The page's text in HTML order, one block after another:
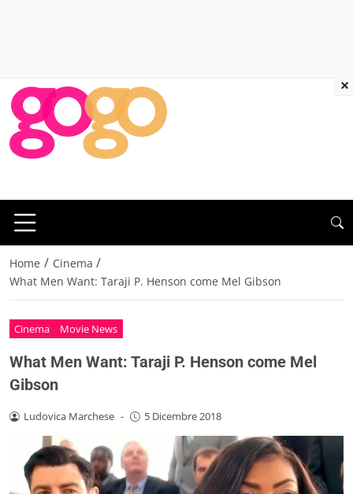
Home / Cinema /
What Men Want: Taraji P. Henson come Mel Gibson
Cinema Movie News
What Men Want: Taraji P. Henson come Mel
Gibson
Ludovica Marchese - 5 Dicembre 2018
×